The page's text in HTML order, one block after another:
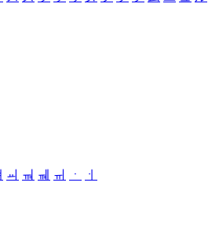
ㆉ ㆊ ㆋ ㆌ ㆍ
ㆎ